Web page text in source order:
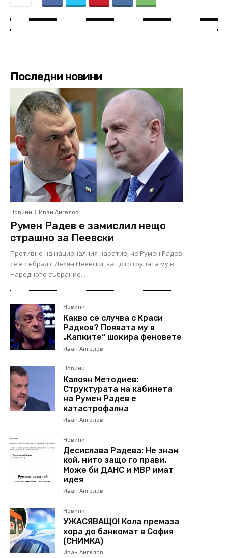
Последни новини
Новини Иван Ангелов
Румен Радев е замислил нещо
страшно за Пеевски
Противно на националния наратив, че Румен Радев
се е събрал с Делян Пеевски, защото групата му в
Народното събрание...
Новини
Какво се случва с Краси
Радков? Появата му в
„Капките“ шокира феновете
Иван Ангелов
Новини
Калоян Методиев:
Структурата на кабинета
на Румен Радев е
катастрофална
Иван Ангелов
Новини
Десислава Радева: Не знам
кой, нито защо го прави.
Може би ДАНС и МВР имат
идея
Иван Ангелов
Новини
УЖАСЯВАЩО! Кола премаза
хора до банкомат в София
(СНИМКА)
Иван Ангелов